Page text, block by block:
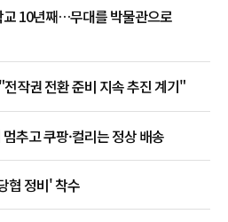
10년째…무대를 박물관으로
작권 전환 준비 지속 추진 계기"
추고 쿠팡·컬리는 정상 배송
협 정비' 착수